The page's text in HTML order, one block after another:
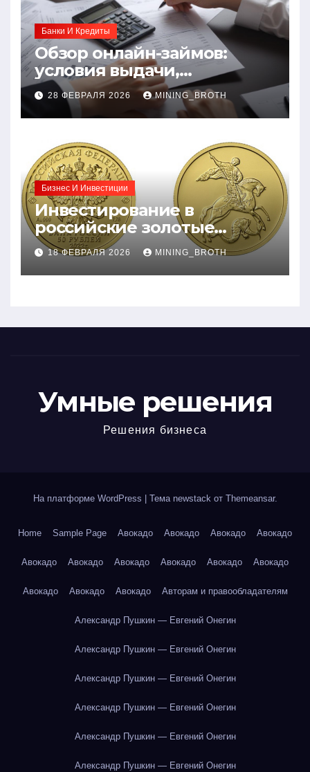
Банки И Кредиты
Обзор онлайн-займов:
условия выдачи,
процентные ставки и
требования к заемщикам
28 ФЕВРАЛЯ 2026 MINING_BROTH
Бизнес И Инвестиции
Инвестирование в
российские золотые
монеты: подробное
руководство
18 ФЕВРАЛЯ 2026 MINING_BROTH
Умные решения
Решения бизнеса
На платформе WordPress Тема newstack от Themeansar.
Home Sample Page Авокадо Авокадо Авокадо Авокадо
Авокадо Авокадо Авокадо Авокадо Авокадо Авокадо
Авокадо Авокадо Авокадо Авторам и правообладателям
Александр Пушкин — Евгений Онегин
Александр Пушкин — Евгений Онегин
Александр Пушкин — Евгений Онегин
Александр Пушкин — Евгений Онегин
Александр Пушкин — Евгений Онегин
Александр Пушкин — Евгений Онегин